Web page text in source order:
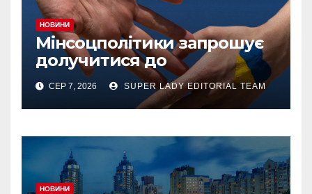
НОВИНИ
Мінсоцполітики запрошує
долучитися до
консультацій
СЕР 7, 2026 SUPER LADY EDITORIAL TEAM
НОВИНИ